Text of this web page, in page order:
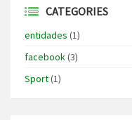
CATEGORIES
entidades (1)
facebook(3)
Sport(1)